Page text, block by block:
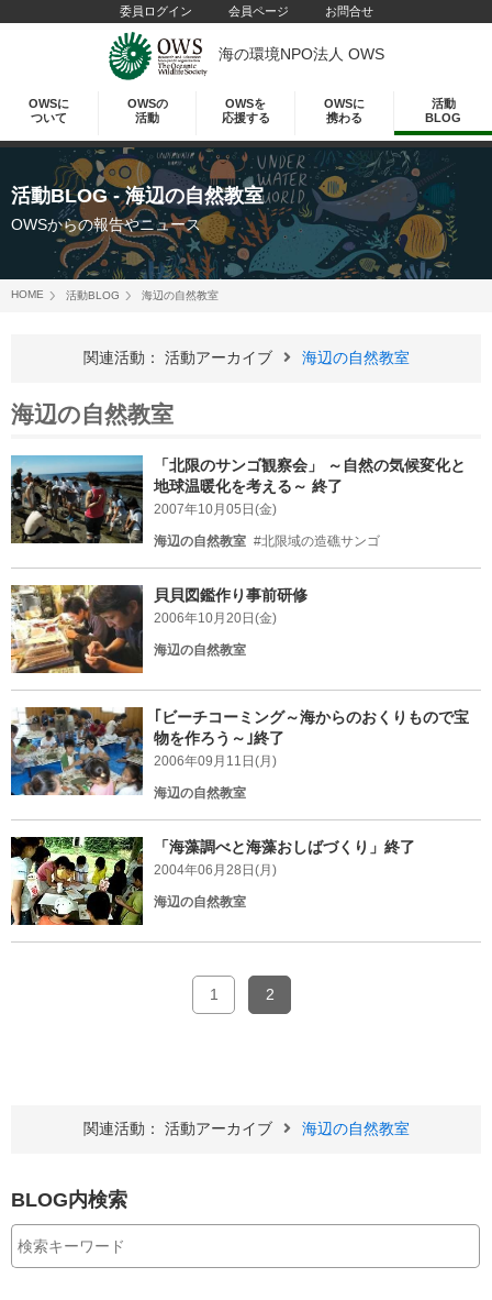
委員ログイン 会員ページ お問合せ
海の環境NPO法人 OWS
OWSに
ついて
OWSの
活動
OWSを
応援する
OWSに
携わる
活動
BLOG
活動BLOG - 海辺の自然教室
OWSからの報告やニュース
HOME 活動BLOG 海辺の自然教室
関連活動： 活動アーカイブ 海辺の自然教室
海辺の自然教室
「北限のサンゴ観察会」 ～自然の気候変化と
地球温暖化を考える～ 終了
2007年10月05日(金)
海辺の自然教室 #北限域の造礁サンゴ
貝貝図鑑作り事前研修
2006年10月20日(金)
海辺の自然教室
｢ビーチコーミング～海からのおくりもので宝
物を作ろう～｣終了
2006年09月11日(月)
海辺の自然教室
「海藻調べと海藻おしばづくり」終了
2004年06月28日(月)
海辺の自然教室
1 2
関連活動： 活動アーカイブ 海辺の自然教室
BLOG内検索